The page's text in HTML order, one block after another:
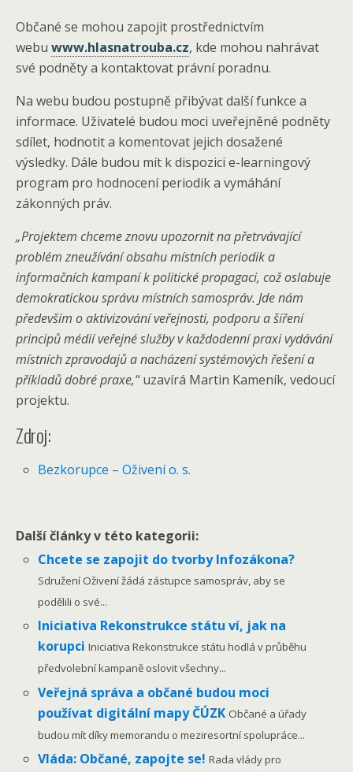
Občané se mohou zapojit prostřednictvím
webu www.hlasnatrouba.cz, kde mohou nahrávat
své podněty a kontaktovat právní poradnu.
Na webu budou postupně přibývat další funkce a
informace. Uživatelé budou moci uveřejněné podněty
sdílet, hodnotit a komentovat jejich dosažené
výsledky. Dále budou mít k dispozici e-learningový
program pro hodnocení periodik a vymáhání
zákonných práv.
„Projektem chceme znovu upozornit na přetrvávající
problém zneužívání obsahu místních periodik a
informačních kampaní k politické propagaci, což oslabuje
demokratickou správu místních samospráv. Jde nám
především o aktivizování veřejnosti, podporu a šíření
principů médií veřejné služby v každodenní praxi vydávání
místních zpravodajů a nacházení systémových řešení a
příkladů dobré praxe,“uzavírá Martin Kameník, vedoucí
projektu.
Zdroj:
Bezkorupce – Oživení o. s.
Další články v této kategorii:
Chcete se zapojit do tvorby Infozákona?
Sdružení Oživení žádá zástupce samospráv, aby se
podělili o své...
Iniciativa Rekonstrukce státu ví, jak na
korupciIniciativa Rekonstrukce státu hodlá v průběhu
předvolební kampaně oslovit všechny...
Veřejná správa a občané budou moci
používat digitální mapy ČÚZK Občané a úřady
budou mít díky memorandu o meziresortní spolupráce...
Vláda: Občané, zapojte se!Rada vlády pro